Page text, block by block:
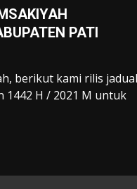
PATI
berikut kami rilis
1442 H / 2021 M untuk